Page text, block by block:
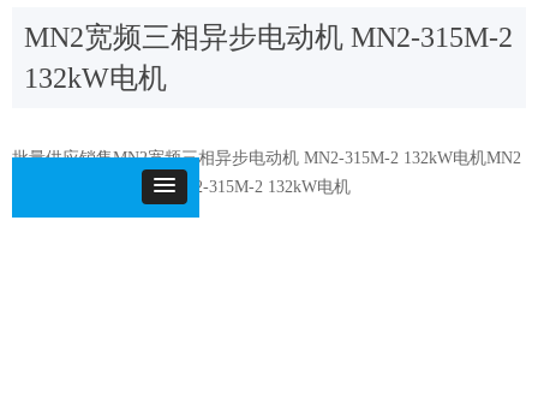
批量供应销售MN2宽频三相异步电动机 MN2-315M-2 132kW电机MN2
宽频三相异步电动机 MN2-315M-2 132kW电机
MN2宽频三相异步电动机 MN2-315M-2
132kW电机